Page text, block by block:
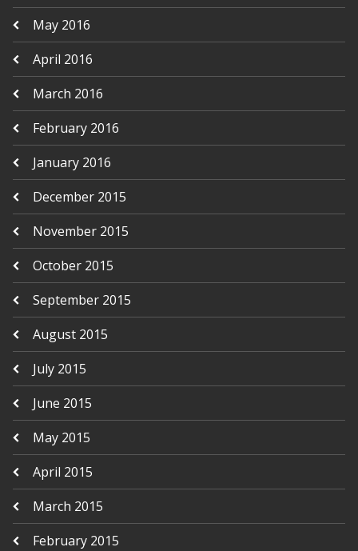
May 2016
April 2016
March 2016
February 2016
January 2016
December 2015
November 2015
October 2015
September 2015
August 2015
July 2015
June 2015
May 2015
April 2015
March 2015
February 2015